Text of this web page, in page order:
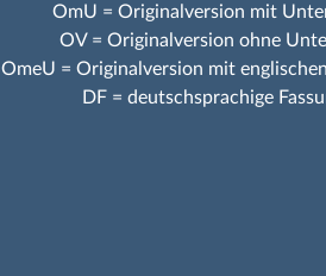
OmU = Originalversion mit
OV = Originalversion ohne
OmeU = Originalversion mit
DF = deutschsprachige